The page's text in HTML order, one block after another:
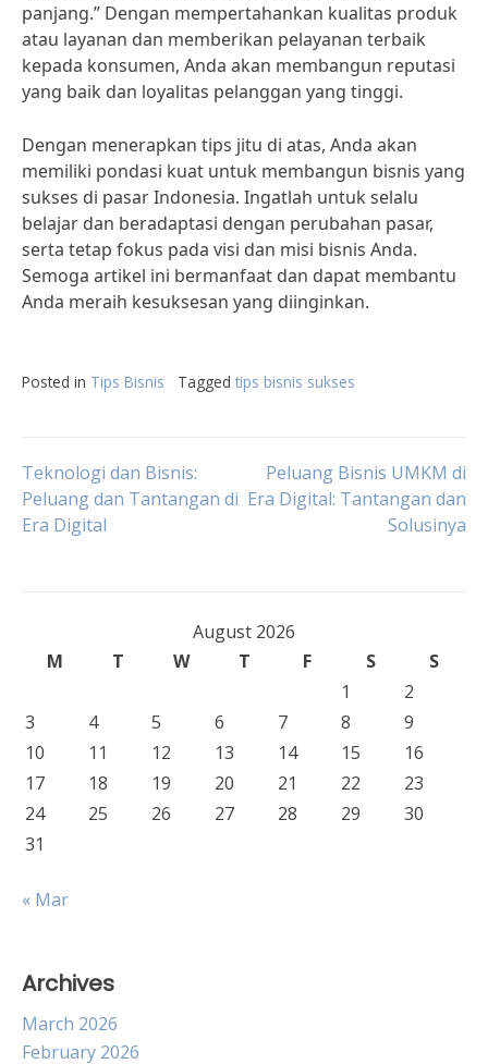
panjang.” Dengan mempertahankan kualitas produk
atau layanan dan memberikan pelayanan terbaik
kepada konsumen, Anda akan membangun reputasi
yang baik dan loyalitas pelanggan yang tinggi.
Dengan menerapkan tips jitu di atas, Anda akan
memiliki pondasi kuat untuk membangun bisnis yang
sukses di pasar Indonesia. Ingatlah untuk selalu
belajar dan beradaptasi dengan perubahan pasar,
serta tetap fokus pada visi dan misi bisnis Anda.
Semoga artikel ini bermanfaat dan dapat membantu
Anda meraih kesuksesan yang diinginkan.
Posted in Tips Bisnis Tagged tips bisnis sukses
Post
navigation
Teknologi dan Bisnis:
Peluang dan Tantangan di
Era Digital
Peluang Bisnis UMKM di
Era Digital: Tantangan dan
Solusinya
August 2026
M
T W T F S
S
1
2
3
4 5 6 7 8
9
10
11 12 13 14 15
16
17
18 19 20 21 22
23
24
25 26 27 28 29
30
31
« Mar
Archives
March 2026
February 2026